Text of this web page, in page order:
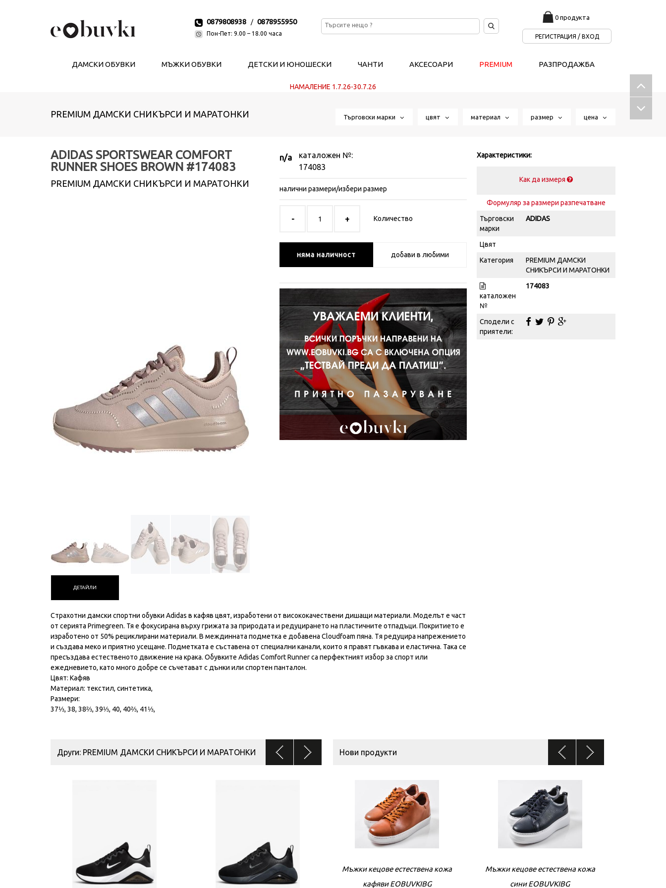
0879808938 / 0878955950
Пон-Пет: 9.00 – 18.00 часа
0 продукта
РЕГИСТРАЦИЯ / ВХОД
ДАМСКИ ОБУВКИ МЪЖКИ ОБУВКИ ДЕТСКИ И ЮНОШЕСКИ ЧАНТИ АКСЕСОАРИ PREMIUM РАЗПРОДАЖБА
НАМАЛЕНИЕ 1.7.26-30.7.26
PREMIUM ДАМСКИ СНИКЪРСИ И МАРАТОНКИ Търговски марки цвят материал размер цена
ADIDAS SPORTSWEAR COMFORT
RUNNER SHOES BROWN #174083
PREMIUM ДАМСКИ СНИКЪРСИ И МАРАТОНКИ
n/a
каталожен №:
174083
налични размери/избери размер
Количество
няма наличност добави в любими
ДЕТАЙЛИ
Страхотни дамски спортни обувки Adidas в кафяв цвят, изработени от висококачествени дишащи материали. Моделът е част
от сериятa Primegreen. Тя е фокусирана върху грижата за природата и редуцирането на пластичните отпадъци. Покритието е
изработено от 50% рециклирани материали. В междинната подметка е добавена Cloudfoam пяна. Tя редуцира напрежението
и създава меко и приятно усещане. Подметката е съставена от специални канали, които я правят гъвкава и еластична. Така се
пресъздава естественото движение на крака. Обувките Adidas Comfort Runner са перфектният избор за спорт или
ежедневието, като много добре се съчетават с дънки или спортен панталон.
Цвят: Кафяв
Материал: текстил, синтетика,
Размери:
37⅓, 38, 38⅔, 39⅓, 40, 40⅔, 41⅓,
Характеристики:
Как да измеря
Формуляр за размери разпечатване
Търговски
марки
ADIDAS
Цвят
Категория
PREMIUM ДАМСКИ
СНИКЪРСИ И МАРАТОНКИ
каталожен
№
174083
Сподели с
приятели:
Други: PREMIUM ДАМСКИ СНИКЪРСИ И МАРАТОНКИ Нови продукти
Мъжки кецове естествена кожа
кафяви EOBUVKIBG
Мъжки кецове естествена кожа
сини EOBUVKIBG